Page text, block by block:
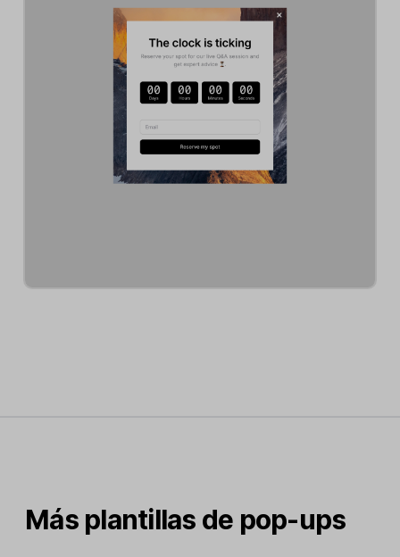
Más plantillas de pop-ups